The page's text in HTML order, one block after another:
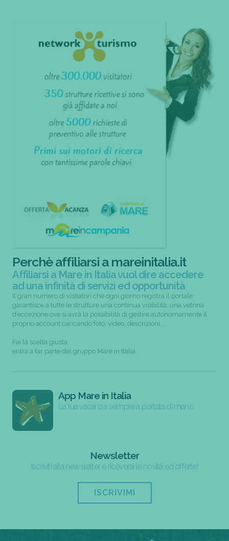
Perchè affiliarsi a mareinitalia.it
Affiliarsi a Mare in Italia vuol dire accedere
ad una infinità di servizi ed opportunità
Il gran numero di visitatori che ogni giorno registra il portale
garantisce a tutte le strutture una continua visibilità; una vetrina
d’eccezione ove si avrà la possibilità di gestire autonomamente il
proprio account caricando foto, video, descrizioni...
Fai la scelta giusta,
entra a far parte del gruppo Mare in Italia
App Mare in Italia
La tua vacanza sempre a portata di mano
Newsletter
Iscriviti alla newsletter e riceverai le novità ed offerte!
ISCRIVIMI